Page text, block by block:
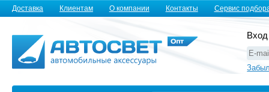
Доставка Клиентам О компании Контакты Сервис